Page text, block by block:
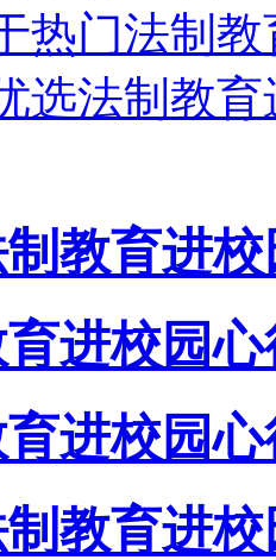
热门法制
选法制教
教育进
进校园
进校园
教育进